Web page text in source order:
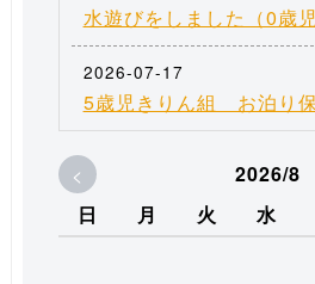
水遊びをしました（0歳
2026-07-17
5歳児きりん組 お泊り保
<
2026/8
日
月 火 水